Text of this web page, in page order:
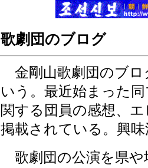
歌劇団のブログ
金剛山歌劇団のブロ
いう。最近始まった
関する団員の感想、
掲載されている。興
歌劇団の公演を県や